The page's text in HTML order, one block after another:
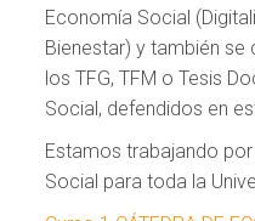
Economía Social
Bienestar) y también
los TFG, TFM o Tesis
Social, defendidos en
Estamos trabajando
Social para toda la